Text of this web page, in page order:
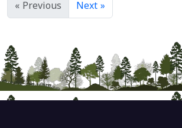
« Previous Next »